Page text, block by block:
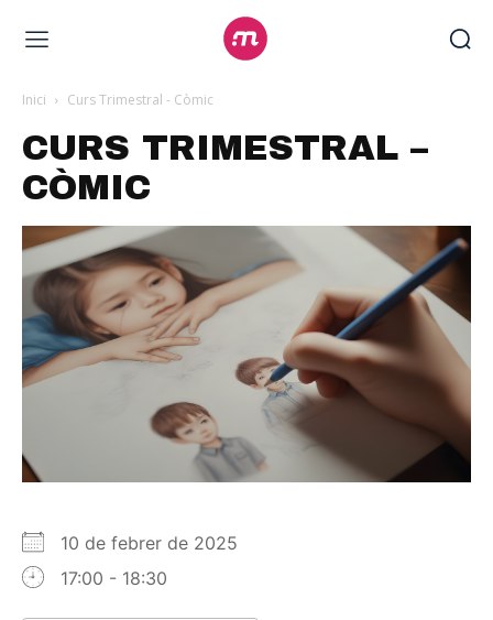
Inici Curs Trimestral - Còmic
CURS TRIMESTRAL –
CÒMIC
10 de febrer de 2025
17:00 - 18:30